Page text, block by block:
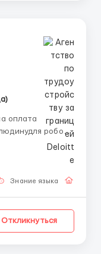
оплата
роботи
вам комфортно
Знание языка
Откликнуться